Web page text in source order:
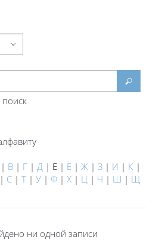
Найти
| В | Г | Д | Е | Ё | Ж | З | И | К |
| С | Т | У | Ф | Х | Ц | Ч | Ш | Щ
ни одной записи